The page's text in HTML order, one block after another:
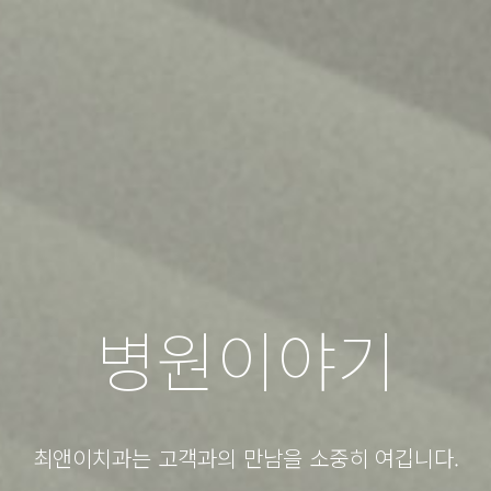
병원이야기
최앤이치과는 고객과의 만남을 소중히 여깁니다.